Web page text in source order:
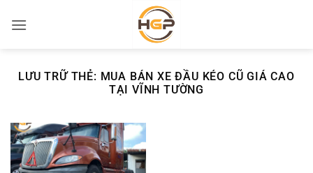
qua
LƯU TRỮ THẺ: MUA BÁN XE ĐẦU KÉO CŨ GIÁ CAO
TẠI VĨNH TƯỜNG